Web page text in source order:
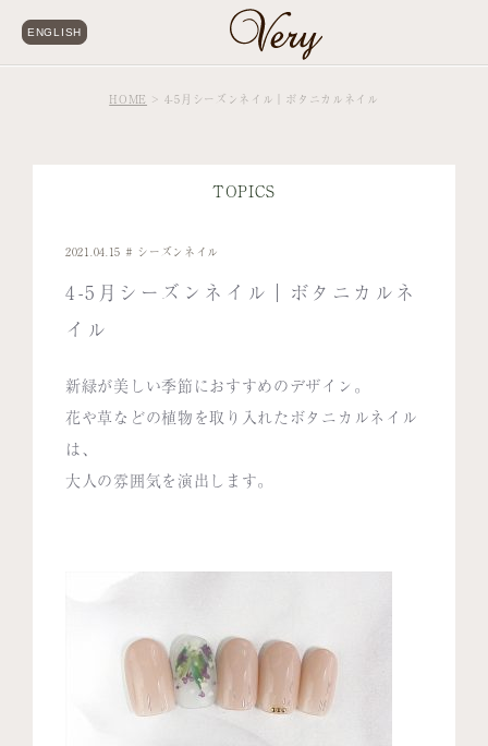
ENGLISH
HOME 4-5月シーズンネイル｜ボタニカルネイル
TOPICS
2021.04.15 シーズンネイル
4-5月シーズンネイル｜ボタニカルネ
イル
新緑が美しい季節におすすめのデザイン。
花や草などの植物を取り入れたボタニカルネイル
は、
大人の雰囲気を演出します。